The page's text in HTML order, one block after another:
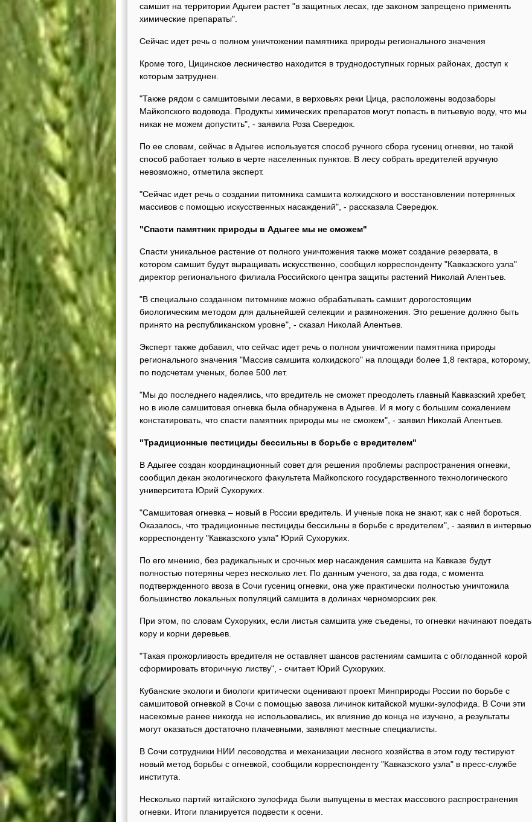
самшит на территории Адыгеи растет "в защитных лесах, где законом запрещено применять
химические препараты".
Сейчас идет речь о полном уничтожении памятника природы регионального значения
Кроме того, Цицинское лесничество находится в труднодоступных горных районах, доступ к
которым затруднен.
"Также рядом с самшитовыми лесами, в верховьях реки Цица, расположены водозаборы
Майкопского водовода. Продукты химических препаратов могут попасть в питьевую воду, что мы
никак не можем допустить", - заявила Роза Свередюк.
По ее словам, сейчас в Адыгее используется способ ручного сбора гусениц огневки, но такой
способ работает только в черте населенных пунктов. В лесу собрать вредителей вручную
невозможно, отметила эксперт.
"Сейчас идет речь о создании питомника самшита колхидского и восстановлении потерянных
массивов с помощью искусственных насаждений", - рассказала Свередюк.
"Спасти памятник природы в Адыгее мы не сможем"
Спасти уникальное растение от полного уничтожения также может создание резервата, в
котором самшит будут выращивать искусственно, сообщил корреспонденту "Кавказского узла"
директор регионального филиала Российского центра защиты растений Николай Алентьев.
"В специально созданном питомнике можно обрабатывать самшит дорогостоящим
биологическим методом для дальнейшей селекции и размножения. Это решение должно быть
принято на республиканском уровне", - сказал Николай Алентьев.
Эксперт также добавил, что сейчас идет речь о полном уничтожении памятника природы
регионального значения "Массив самшита колхидского" на площади более 1,8 гектара, которому,
по подсчетам ученых, более 500 лет.
"Мы до последнего надеялись, что вредитель не сможет преодолеть главный Кавказский хребет,
но в июле самшитовая огневка была обнаружена в Адыгее. И я могу с большим сожалением
констатировать, что спасти памятник природы мы не сможем", - заявил Николай Алентьев.
"Традиционные пестициды бессильны в борьбе с вредителем"
В Адыгее создан координационный совет для решения проблемы распространения огневки,
сообщил декан экологического факультета Майкопского государственного технологического
университета Юрий Сухоруких.
"Самшитовая огневка – новый в России вредитель. И ученые пока не знают, как с ней бороться.
Оказалось, что традиционные пестициды бессильны в борьбе с вредителем", - заявил в интервью
корреспонденту "Кавказского узла" Юрий Сухоруких.
По его мнению, без радикальных и срочных мер насаждения самшита на Кавказе будут
полностью потеряны через несколько лет. По данным ученого, за два года, с момента
подтвержденного ввоза в Сочи гусениц огневки, она уже практически полностью уничтожила
большинство локальных популяций самшита в долинах черноморских рек.
При этом, по словам Сухоруких, если листья самшита уже съедены, то огневки начинают поедать
кору и корни деревьев.
"Такая прожорливость вредителя не оставляет шансов растениям самшита с обглоданной корой
сформировать вторичную листву", - считает Юрий Сухоруких.
Кубанские экологи и биологи критически оценивают проект Минприроды России по борьбе с
самшитовой огневкой в Сочи с помощью завоза личинок китайской мушки-эулофида. В Сочи эти
насекомые ранее никогда не использовались, их влияние до конца не изучено, а результаты
могут оказаться достаточно плачевными, заявляют местные специалисты.
В Сочи сотрудники НИИ лесоводства и механизации лесного хозяйства в этом году тестируют
новый метод борьбы с огневкой, сообщили корреспонденту "Кавказского узла" в пресс-службе
института.
Несколько партий китайского эулофида были выпущены в местах массового распространения
огневки. Итоги планируется подвести к осени.